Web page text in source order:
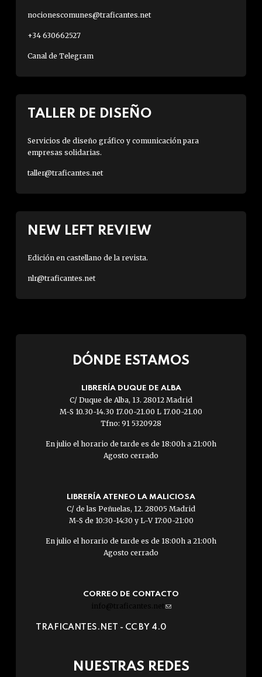
nocionescomunes@traficantes.net
+34 630662527
Canal de Telegram
TALLER DE DISEÑO
Servicios de diseño gráfico y comunicación para
empresas solidarias.
taller@traficantes.net
NEW LEFT REVIEW
Edición en castellano de la revista.
nlr@traficantes.net
DÓNDE ESTAMOS
LIBRERÍA DUQUE DE ALBA
C/ Duque de Alba, 13. 28012 Madrid
M-S 10.30-14.30 17.00-21.00 L 17.00-21.00
Tfno: 91 5320928
En julio el horario de tarde es de 18:00h a 21:00h
Agosto cerrado
LIBRERÍA ATENEO LA MALICIOSA
C/ de las Peñuelas, 12. 28005 Madrid
M-S de 10:30-14:30 y L-V 17:00-21:00
En julio el horario de tarde es de 18:00h a 21:00h
Agosto cerrado
CORREO DE CONTACTO
info@traficantes.net (link
e-
TRAFICANTES.NET - CC BY 4.0
NUESTRAS REDES